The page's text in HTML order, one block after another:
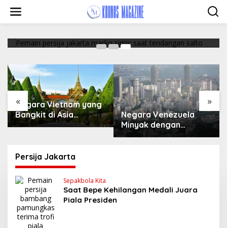
content
Piala Presiden
« »
Negara Vietnam yang
Bangkit di Asia
Tenggara
Negara Venezuela
Minyak dengan
Keindahan Alam
Persija Jakarta
Sepakbola Kita
Saat Bepe Kehilangan Medali Juara
Piala Presiden